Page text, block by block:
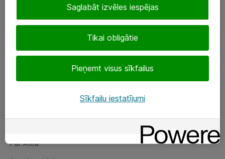
Sekojiet mums
Par Atea
Par Atea
Tikai obligātie
Pieņemt visus sīkfailus
Saglabāt izvēles iespējas
Sīkfailu iestatījumi